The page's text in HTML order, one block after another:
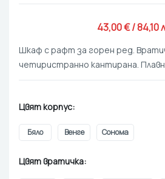
43,00 € / 84,10
Шкаф с рафт за горен ред.
четиристранно кантирана.
Цвят корпус
Бяло Венге Сонома
Цвят вратичка